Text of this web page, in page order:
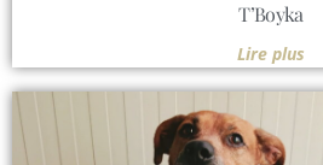
T’Boyka
Lire plus